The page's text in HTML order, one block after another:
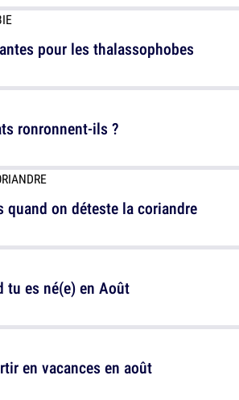
pour les thalassophobes
quand on déteste la coriandre
en vacances en août
ronronnent-ils ?
tu es né(e) en Août